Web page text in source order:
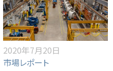
2020年7月20日
市場レポート